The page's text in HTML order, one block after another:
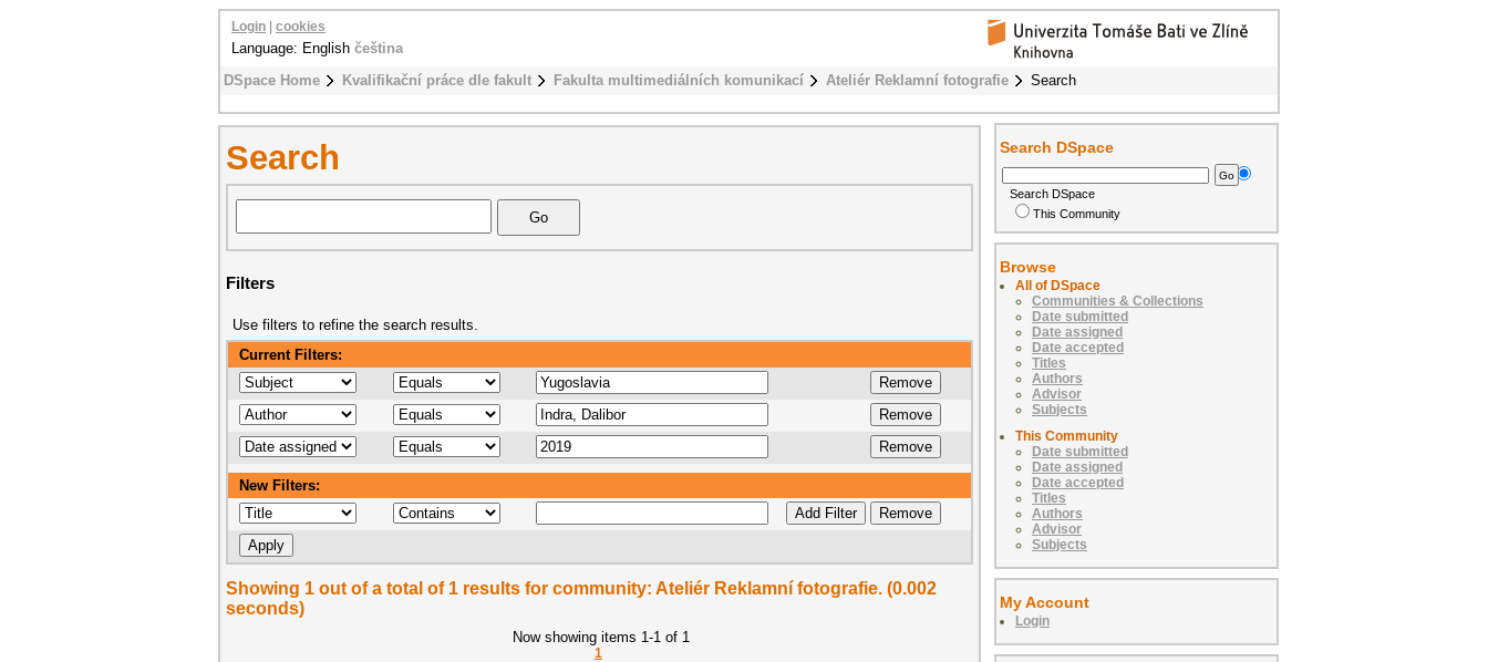
DSpace Home Kvalifikační práce dle fakult Fakulta multimediálních komunikací Ateliér Reklamní fotografie Search
Login cookies
Language: English čeština
Search
Filters
Use filters to refine the search results.
Current Filters:
New Filters:
Showing 1 out of a total of 1 results for community: Ateliér Reklamní fotografie. (0.002
seconds)
Now showing items 1-1 of 1
1
Search DSpace
Search DSpace
This Community
Browse
All of DSpace
Communities & Collections
Date submitted
Date assigned
Date accepted
Titles
Authors
Advisor
Subjects
This Community
Date submitted
Date assigned
Date accepted
Titles
Authors
Advisor
Subjects
My Account
Login